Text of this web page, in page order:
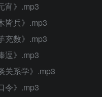
宵》.mp3
皆兵》.mp3
充数》.mp3
逗》.mp3
关系学》.mp3
令》.mp3